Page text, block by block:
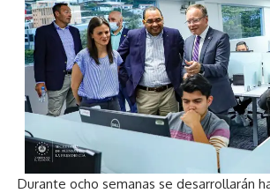
Durante ocho semanas se desarrollarán